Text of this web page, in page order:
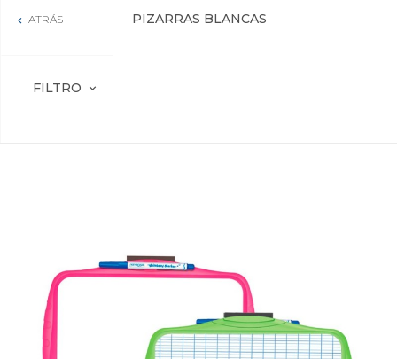
 ATRÁS PIZARRAS BLANCAS
FILTRO expand_more